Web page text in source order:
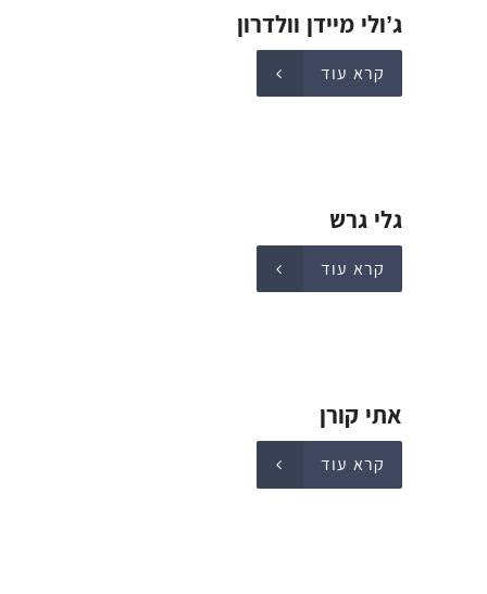
ג’ולי מיידן וולדרון
קרא עוד
גלי גרש
קרא עוד
אתי קורן
קרא עוד